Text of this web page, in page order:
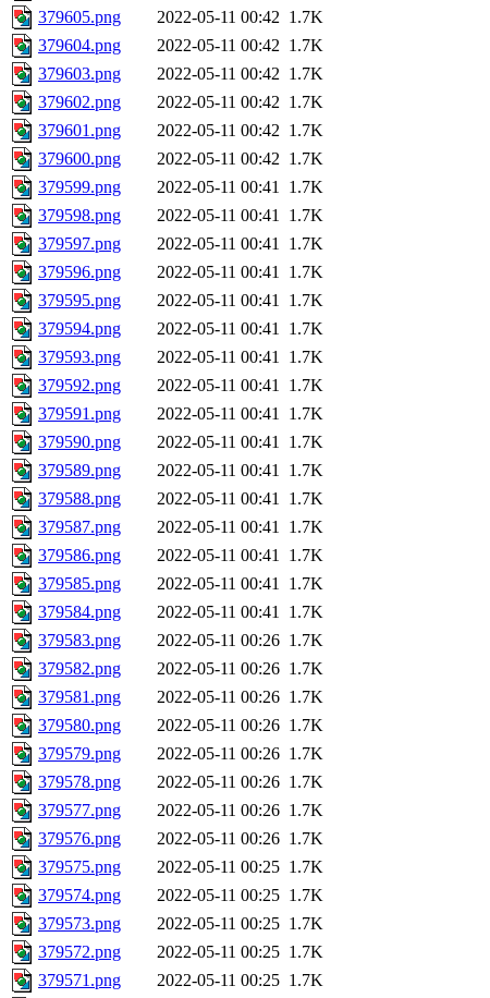
379605.png
2022-05-11 00:42 1.7K
379604.png
2022-05-11 00:42 1.7K
379603.png
2022-05-11 00:42 1.7K
379602.png
2022-05-11 00:42 1.7K
379601.png
2022-05-11 00:42 1.7K
379600.png
2022-05-11 00:42 1.7K
379599.png
2022-05-11 00:41 1.7K
379598.png
2022-05-11 00:41 1.7K
379597.png
2022-05-11 00:41 1.7K
379596.png
2022-05-11 00:41 1.7K
379595.png
2022-05-11 00:41 1.7K
379594.png
2022-05-11 00:41 1.7K
379593.png
2022-05-11 00:41 1.7K
379592.png
2022-05-11 00:41 1.7K
379591.png
2022-05-11 00:41 1.7K
379590.png
2022-05-11 00:41 1.7K
379589.png
2022-05-11 00:41 1.7K
379588.png
2022-05-11 00:41 1.7K
379587.png
2022-05-11 00:41 1.7K
379586.png
2022-05-11 00:41 1.7K
379585.png
2022-05-11 00:41 1.7K
379584.png
2022-05-11 00:41 1.7K
379583.png
2022-05-11 00:26 1.7K
379582.png
2022-05-11 00:26 1.7K
379581.png
2022-05-11 00:26 1.7K
379580.png
2022-05-11 00:26 1.7K
379579.png
2022-05-11 00:26 1.7K
379578.png
2022-05-11 00:26 1.7K
379577.png
2022-05-11 00:26 1.7K
379576.png
2022-05-11 00:26 1.7K
379575.png
2022-05-11 00:25 1.7K
379574.png
2022-05-11 00:25 1.7K
379573.png
2022-05-11 00:25 1.7K
379572.png
2022-05-11 00:25 1.7K
379571.png
2022-05-11 00:25 1.7K